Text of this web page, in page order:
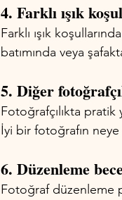
4. Farklı ışık
Farklı ışık
batımında veya
5. Diğer
Fotoğrafçılıkta
İyi bir fotoğrafın
6. Düzenleme
Fotoğraf düzenleme